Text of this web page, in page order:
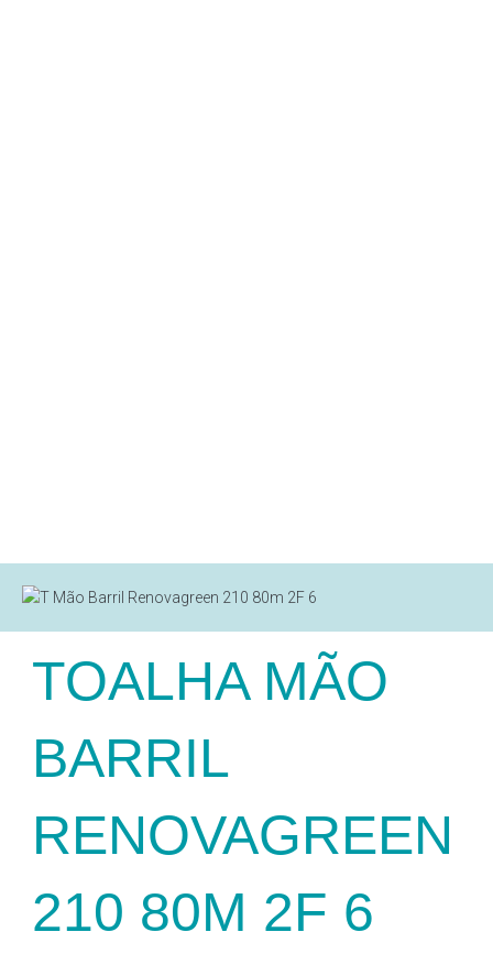
TOALHA MÃO
BARRIL
RENOVAGREEN
210 80M 2F 6